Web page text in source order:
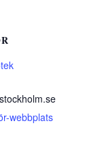
webbplats